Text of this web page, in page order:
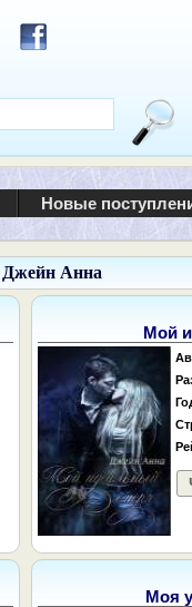
Новые
Джейн Анна
Мой
Моя